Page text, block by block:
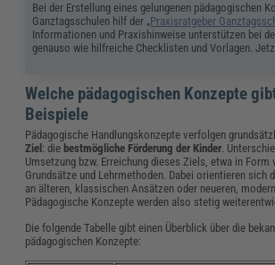
Bei der Erstellung eines gelungenen pädagogischen
Ganztagsschulen hilf der „Praxisratgeber
Informationen und Praxishinweise unterstützen bei
genauso wie hilfreiche Checklisten und Vorlagen.
Welche pädagogischen Konzepte
Beispiele
Pädagogische Handlungskonzepte verfolgen
Ziel : die bestmögliche Förderung der Kinder.
Umsetzung bzw. Erreichung dieses Ziels, etwa in Form
Grundsätze und Lehrmethoden. Dabei orientieren sich
an älteren, klassischen Ansätzen oder neueren,
Pädagogische Konzepte werden also stetig
Die folgende Tabelle gibt einen Überblick über die
pädagogischen Konzepte: